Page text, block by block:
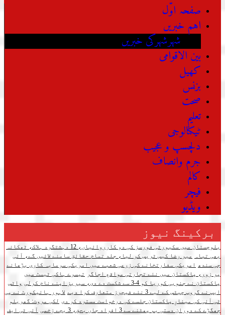
صفحہ اوّل
اہم خبریں
شہرشہرکی خبریں
بین الاقوامی
کھیل
بزنس
صحت
تعلیم
ٹیکنالوجی
دلچسپ و عجیب
جرم وانصاف
کالم
فیچر
ویڈیو
برکینگ نیوز
بلوچستان میں سکیورٹی فورسز کی دو کارروائیاں، 12 دہشتگرد ہلاک، ٹھکانہ
بھی تباہ
میر رضا کیس ٹریس کر لیا، جلد تمام حقائق سامنے لائیں گے، آئی
جی سندھ امریکی سفارتخانے کی زرعی شعبے میں امریکی سرمایہ کاری بڑھانے
پر زور، پاکستان میں نئے تجارتی مواقع اجاگر
تیسرے ہاکی ٹیسٹ میں
پاکستان نے جنوبی کوریا کو 4-3 سے شکست دے دی، سیریز اپنے نام کرلی
واٹس
ایپ نے گروپ چیٹس کے لیے 3 نئے فیچرز متعارف کرا دیے
لاہور ہائیکورٹ نے پی
ٹی آئی کی مینارِ پاکستان جلسے کی درخواست مسترد کر دی لکی مروت: گھریلو
جھگڑے کے دوران دستی بم پھٹنے سے 3 افراد جاں بحق، 3 بچے زخمی
آئی ٹی ایف